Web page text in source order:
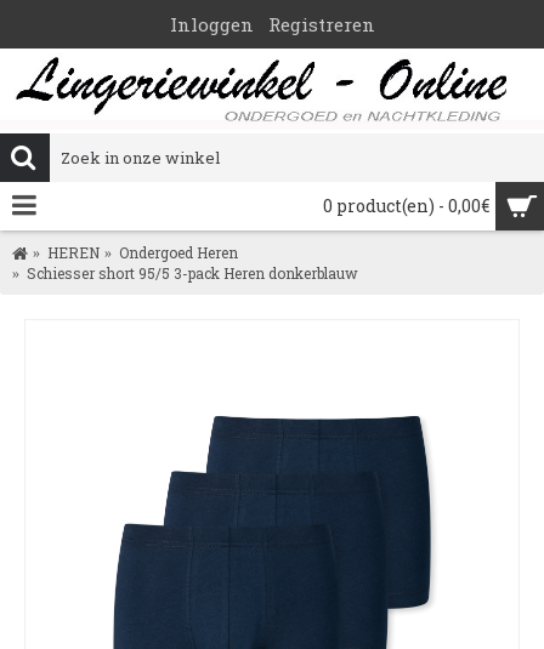
Inloggen Registreren
0 product(en) - 0,00€
HEREN
Ondergoed Heren
Schiesser short 95/5 3-pack Heren donkerblauw